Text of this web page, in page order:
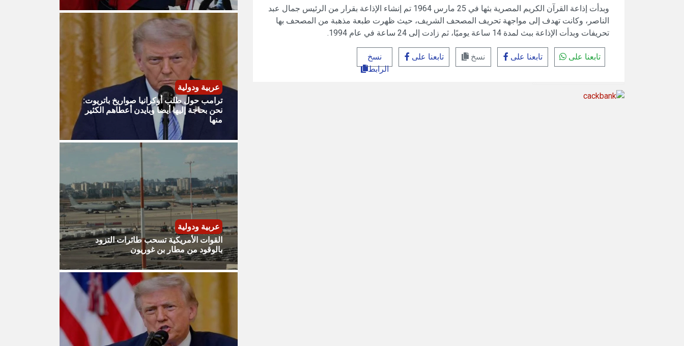
وبدأت إذاعة القرآن الكريم المصرية بثها في 25 مارس 1964 تم إنشاء الإذاعة بقرار من الرئيس جمال عبد
الناصر، وكانت تهدف إلى مواجهة تحريف المصحف الشريف، حيث ظهرت طبعة مذهبة من المصحف بها
تحريفات وبدأت الإذاعة ببث لمدة 14 ساعة يوميًا، ثم زادت إلى 24 ساعة في عام 1994.
تابعنا على تابعنا على نسخ تابعنا على
نسخ
الرابط
عربية ودولية
ترامب حول طلب أوكرانيا صواريخ باتريوت:
نحن بحاجة إليها أيضا وبايدن أعطاهم الكثير
منها
عربية ودولية
القوات الأمريكية تسحب طائرات التزود
بالوقود من مطار بن غوريون